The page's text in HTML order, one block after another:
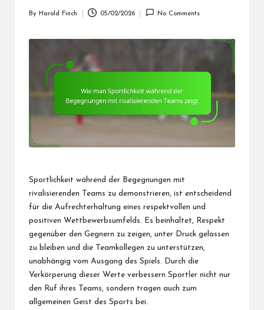
By Harold Finch 05/02/2026 No Comments
Sportlichkeit während der Begegnungen mit
rivalisierenden Teams zu demonstrieren, ist entscheidend
für die Aufrechterhaltung eines respektvollen und
positiven Wettbewerbsumfelds. Es beinhaltet, Respekt
gegenüber den Gegnern zu zeigen, unter Druck gelassen
zu bleiben und die Teamkollegen zu unterstützen,
unabhängig vom Ausgang des Spiels. Durch die
Verkörperung dieser Werte verbessern Sportler nicht nur
den Ruf ihres Teams, sondern tragen auch zum
allgemeinen Geist des Sports bei.